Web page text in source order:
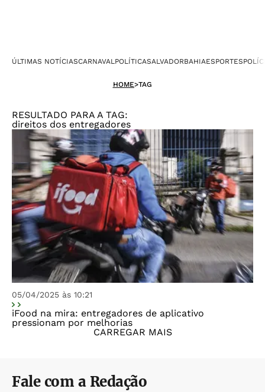
ÚLTIMAS NOTÍCIASCARNAVALPOLÍTICASALVADORBAHIAESPORTES
HOME>TAG
RESULTADO PARA A TAG:
direitos dos entregadores
05/04/2025 às 10:21
iFood na mira: entregadores de aplicativo
pressionam por melhorias
CARREGAR MAIS
Fale com a Redação